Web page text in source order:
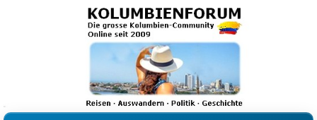
Kolumbienforum - Das
grosse Forum der
Freunde Kolumbiens
Reisen, Auswandern, Kultur, Politik, Geschichte und Visum in Kolumbien und Venezuela.
Austausch, Erfahrungen und Gemeinschaft im Kolumbienforum